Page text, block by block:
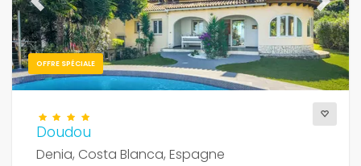
OFFRE SPÉCIALE
Previous Next
Doudou
Denia, Costa Blanca, Espagne